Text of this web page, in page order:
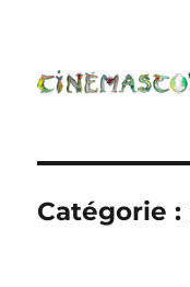
Catégorie :